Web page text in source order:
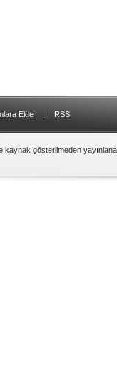
Ekle RSS
kaynak gösterilmeden